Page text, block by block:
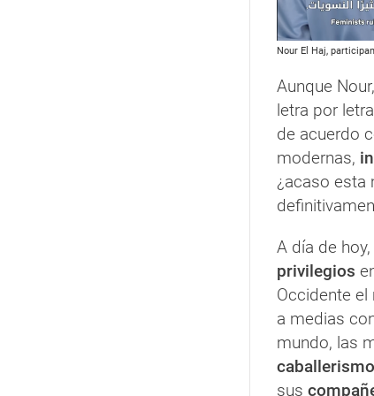
Nour El Haj,
Aunque
letra por
de acuerdo
modernas,
¿acaso esta
A día de
privilegios
Occidente
a medias
mundo, las
caballerismo
sus